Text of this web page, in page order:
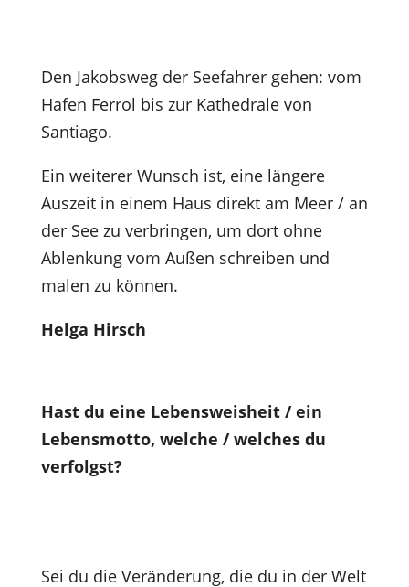
Den Jakobsweg der Seefahrer gehen: vom
Hafen Ferrol bis zur Kathedrale von
Santiago.
Ein weiterer Wunsch ist, eine längere
Auszeit in einem Haus direkt am Meer / an
der See zu verbringen, um dort ohne
Ablenkung vom Außen schreiben und
malen zu können.
Helga Hirsch
Hast du eine Lebensweisheit / ein
Lebensmotto, welche / welches du
verfolgst?
Sei du die Veränderung, die du in der Welt